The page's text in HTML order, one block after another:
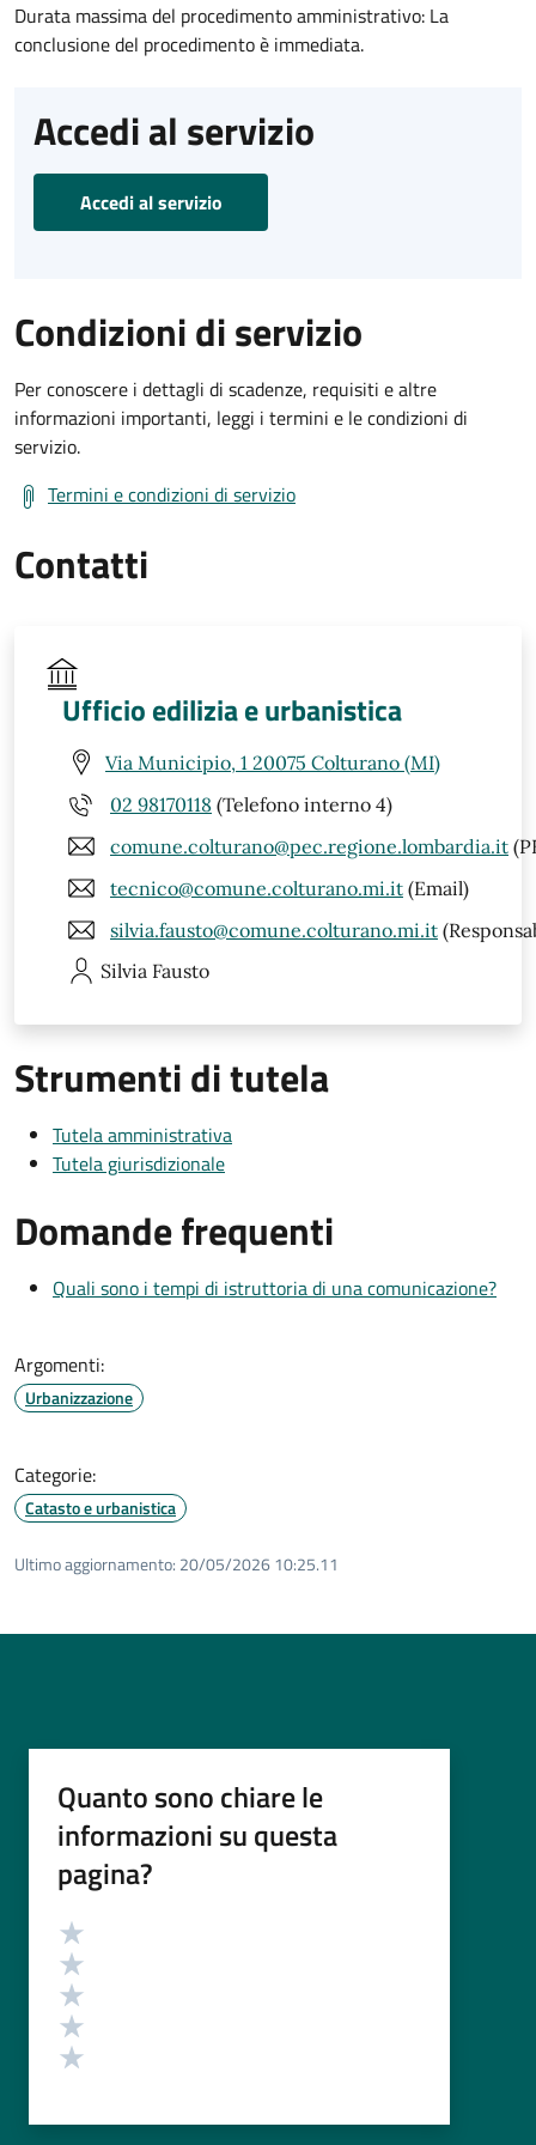
Durata massima del procedimento amministrativo: La
conclusione del procedimento è immediata.
Accedi al servizio
Accedi al servizio
Condizioni di servizio
Per conoscere i dettagli di scadenze, requisiti e altre
informazioni importanti, leggi i termini e le condizioni di
servizio.
Termini e condizioni di servizio
Contatti
Ufficio edilizia e urbanistica
Via Municipio, 1 20075 Colturano (MI)
02 98170118 (Telefono interno 4)
comune.colturano@pec.regione.lombardia.it
tecnico@comune.colturano.mi.it (Email)
silvia.fausto@comune.colturano.mi.it
Silvia Fausto
Strumenti di tutela
Tutela amministrativa
Tutela giurisdizionale
Domande frequenti
Quali sono i tempi di istruttoria di una comunicazione?
Argomenti:
Urbanizzazione
Categorie:
Catasto e urbanistica
Ultimo aggiornamento: 20/05/2026 10:25.11
Quanto sono chiare le
informazioni su questa
pagina?
Valutazione